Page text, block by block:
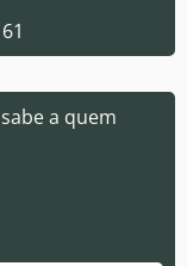
a quem